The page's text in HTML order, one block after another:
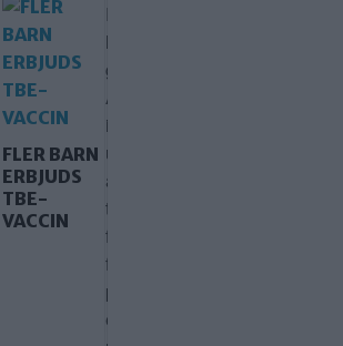
FLER BARN
ERBJUDS
TBE-
VACCIN
Regeringen
har
gett
Arbetsförmedlingen
i
uppdrag
att
ta
fram
förslag
på
ett